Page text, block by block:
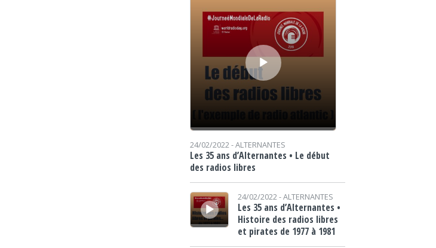
24/02/2022 -ALTERNANTES
Les 35 ans d’Alternantes • Le début
des radios libres
Lecteur audio
24/02/2022 -ALTERNANTES
Les 35 ans d’Alternantes •
Histoire des radios libres
et pirates de 1977 à 1981